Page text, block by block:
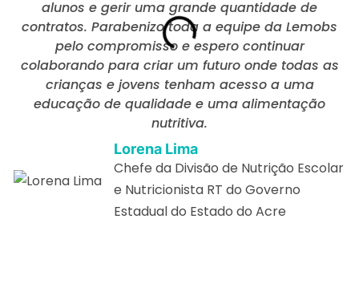
alunos e gerir uma grande quantidade de
contratos. Parabenizo toda a equipe da Lemobs
pelo compromisso e espero continuar
colaborando para criar um futuro onde todas as
crianças e jovens tenham acesso a uma
educação de qualidade e uma alimentação
nutritiva.
Lorena Lima
Chefe da Divisão de Nutrição Escolar
e Nutricionista RT do Governo
Estadual do Estado do Acre